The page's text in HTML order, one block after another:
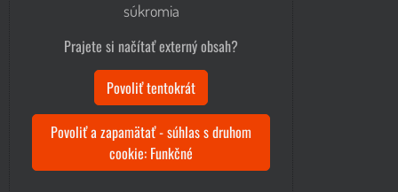
súkromia
Prajete si načítať externý obsah?
Povoliť tentokrát
Povoliť a zapamätať - súhlas s druhom
cookie: Funkčné